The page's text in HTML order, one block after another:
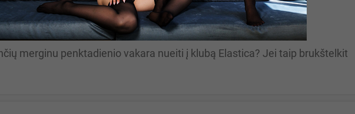
merginu penktadienio vakara nueiti į klubą Elastica? Jei taip brukštelkit